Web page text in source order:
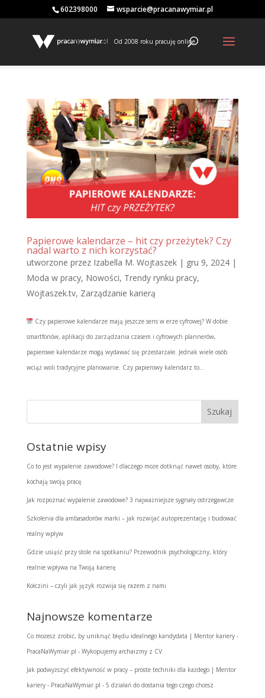
602398000 wsparcie@pracanawymiar.pl
Od 2008 roku pracuję online
Papierowe kalendarze – hit czy przeżytek? Czy
nadal warto z nich korzystać?
utworzone przez Izabella M. Wojtaszek| gru 9, 2024|
Moda w pracy, Nowości, Trendy rynku pracy,
Wojtaszek.tv, Zarządzanie karierą
Czy papierowe kalendarze mają jeszcze sens w erze cyfrowej? W dobie
smartfonów, aplikacji do zarządzania czasem i cyfrowych plannerów,
papierowe kalendarze mogą wydawać się przestarzałe. Jednak wiele osób
wciąż woli tradycyjne planowanie. Czy papierowy kalendarz to...
Ostatnie wpisy
Co to jest wypalenie zawodowe? I dlaczego może dotknąć nawet osoby, które
kochają swoją pracę
Jak rozpoznać wypalenie zawodowe? 3 najważniejsze sygnały ostrzegawcze
Szkolenia dla ambasadorów marki – jak rozwijać autoprezentację i budować
realny wpływ
Gdzie usiąść przy stole na spotkaniu? Przewodnik psychologiczny, który
realnie wpływa na Twoją karierę
Kołczini – czyli jak język rozwija się razem z nami
Najnowsze komentarze
Co możesz zrobić, by uniknąć błędu idealnego kandydata | Mentor kariery -
PracaNaWymiar.pl - Wykopujemy archaizmy z CV
Jak podwyższyć efektywność w pracy – proste techniki dla każdego | Mentor
kariery - PracaNaWymiar.pl - 5 działań do dostania tego czego chcesz